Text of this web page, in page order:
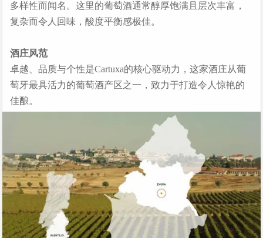
多样性而闻名。这里的葡萄酒通常醇厚饱满且层次丰富，
复杂而令人回味，酸度平衡感极佳。
酒庄风范
卓越、品质与个性是Cartuxa的核心驱动力，这家酒庄从葡
萄牙最具活力的葡萄酒产区之一，致力于打造令人惊艳的
佳酿。
历史底蕴。
自1517年耶稣会在埃武拉创办葡萄牙第二古老大学起，
瓦尔邦庄园的葡萄园便在此扎根。1587至1598年间，毗
邻的加尔都西会修士建造了著名的Cartuxa修道院。随着
1759年耶稣会被逐出葡萄牙，1834年加尔都西会修士亦
遭驱逐，葡萄园与修道院均被葡萄牙政府接管。
1871年，在葡萄牙社会地位显赫的尤金尼奥·德·阿尔梅达
家族（活跃于埃武拉及里斯本）出手挽救了这两处濒临
荒废的产业。
历经百年经营，该家族持续投资扩张葡萄园版图。如今
Chaves酒庄位于上阿连特茹地区波塔莱格雷郊外的弗朗
戈内罗村，是一个近百年来一直以出产品质卓越的葡萄
酒而闻名的庄园。该庄园占地约60公顷，其中32公顷为
葡萄园。Chaves生产多款葡萄酒，但它们都有一个共同
点——皆源自葡萄牙最得天独厚的"风土"之一。
Chaves在市场上拥有四款核心产品——Chaves白葡萄
酒、Chaves老藤白葡萄酒、Chaves珍藏红葡萄酒和
Chaves老藤红葡萄酒。自创立之初，酒庄便以其令人艳
羡的奖项和荣誉而备受赞誉，有力地证明了阿连特茹作
为优质葡萄酒产区的地位，使其原产地命名控制
（DOC）资质在今天比以往任何时候都更具说服力。